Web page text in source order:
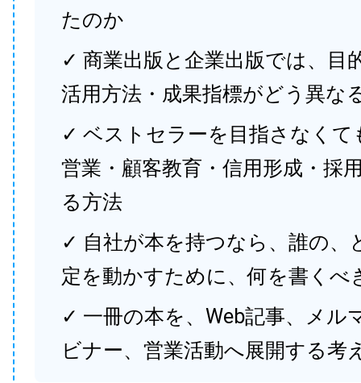
たのか
✓ 商業出版と企業出版では、目
活用方法・成果指標がどう異な
✓ ベストセラーを目指さなくて
営業・顧客教育・信用形成・採
る方法
✓ 自社が本を持つなら、誰の、
定を動かすために、何を書くべ
✓ 一冊の本を、Web記事、メル
ビナー、営業活動へ展開する考